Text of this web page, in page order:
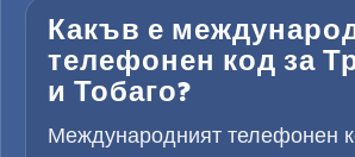
Какъв е
телефонен код за
и Тобаго?
Международният телефонен